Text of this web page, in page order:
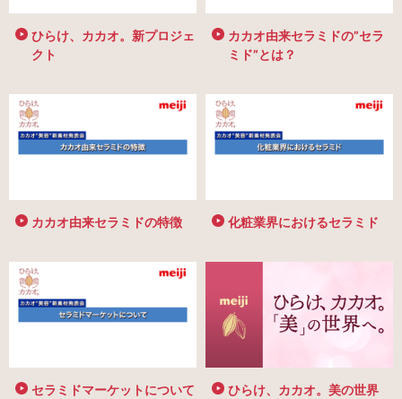
ひらけ、カカオ。新プロジェ
クト
カカオ由来セラミドの”セラ
ミド”とは？
カカオ由来セラミドの特徴 化粧業界におけるセラミド
セラミドマーケットについて
ひらけ、カカオ。美の世界